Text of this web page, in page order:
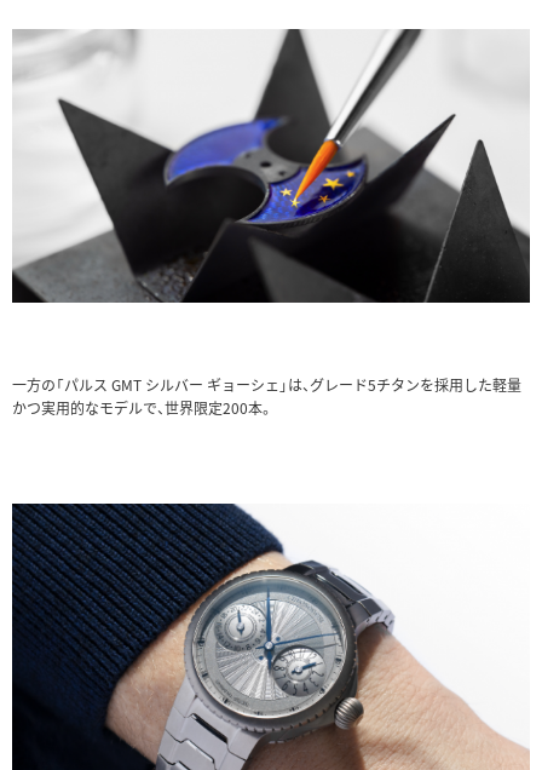
一方の「パルス GMT シルバー ギョーシェ」は、グレード5チタンを採用した軽量
かつ実用的なモデルで、世界限定200本。